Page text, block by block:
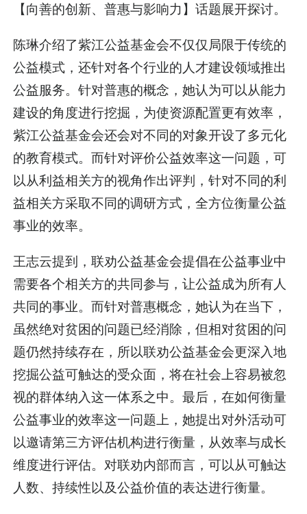
【向善的创新、普惠与影响力】话题展开探讨。
陈琳介绍了紫江公益基金会不仅仅局限于传统的
公益模式，还针对各个行业的人才建设领域推出
公益服务。针对普惠的概念，她认为可以从能力
建设的角度进行挖掘，为使资源配置更有效率，
紫江公益基金会还会对不同的对象开设了多元化
的教育模式。而针对评价公益效率这一问题，可
以从利益相关方的视角作出评判，针对不同的利
益相关方采取不同的调研方式，全方位衡量公益
事业的效率。
王志云提到，联劝公益基金会提倡在公益事业中
需要各个相关方的共同参与，让公益成为所有人
共同的事业。而针对普惠概念，她认为在当下，
虽然绝对贫困的问题已经消除，但相对贫困的问
题仍然持续存在，所以联劝公益基金会更深入地
挖掘公益可触达的受众面，将在社会上容易被忽
视的群体纳入这一体系之中。最后，在如何衡量
公益事业的效率这一问题上，她提出对外活动可
以邀请第三方评估机构进行衡量，从效率与成长
维度进行评估。对联劝内部而言，可以从可触达
人数、持续性以及公益价值的表达进行衡量。